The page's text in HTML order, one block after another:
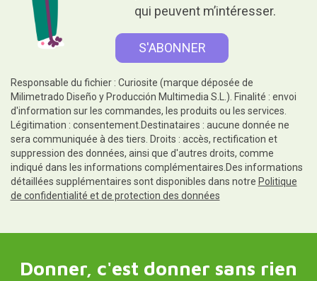
qui peuvent m’intéresser.
Responsable du fichier : Curiosite (marque déposée de
Milimetrado Diseño y Producción Multimedia S.L.). Finalité : envoi
d'information sur les commandes, les produits ou les services.
Légitimation : consentement.Destinataires : aucune donnée ne
sera communiquée à des tiers. Droits : accès, rectification et
suppression des données, ainsi que d'autres droits, comme
indiqué dans les informations complémentaires.Des informations
détaillées supplémentaires sont disponibles dans notre Politique
de confidentialité et de protection des données
Donner, c'est donner sans rien